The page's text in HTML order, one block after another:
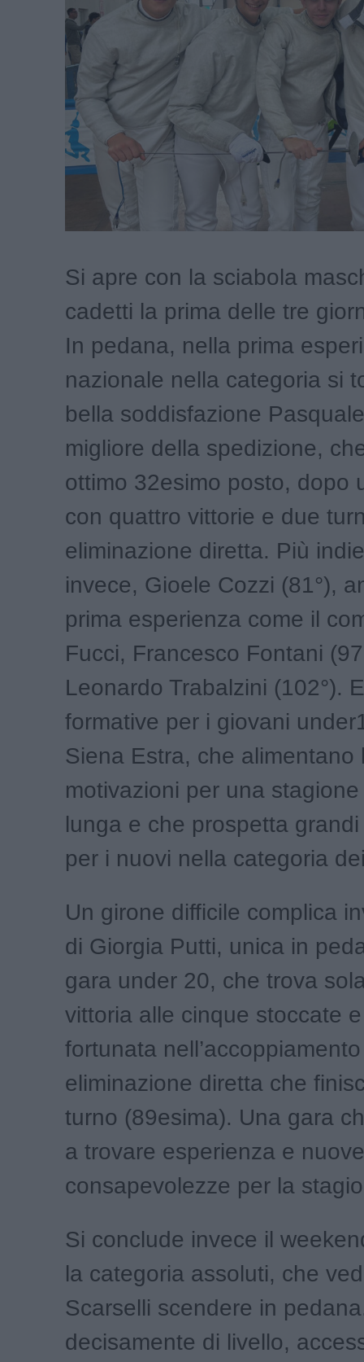
Si apre con la sciabola
cadetti la prima delle tre
In pedana, nella prima
nazionale nella categoria si
bella soddisfazione
migliore della spedizione,
ottimo 32esimo posto, dopo
con quattro vittorie e due
eliminazione diretta. Più
invece, Gioele Cozzi (81°),
prima esperienza come il
Fucci, Francesco Fontani
Leonardo Trabalzini (102°).
formative per i giovani
Siena Estra, che alimentano
motivazioni per una
lunga e che prospetta
per i nuovi nella categoria
Un girone difficile complica
di Giorgia Putti, unica in
gara under 20, che trova
vittoria alle cinque stoccate
fortunata
eliminazione diretta che
turno (89esima). Una gara
a trovare esperienza e nuove
consapevolezze per la
Si conclude invece il
la categoria assoluti, che
Scarselli scendere in
decisamente di livello,